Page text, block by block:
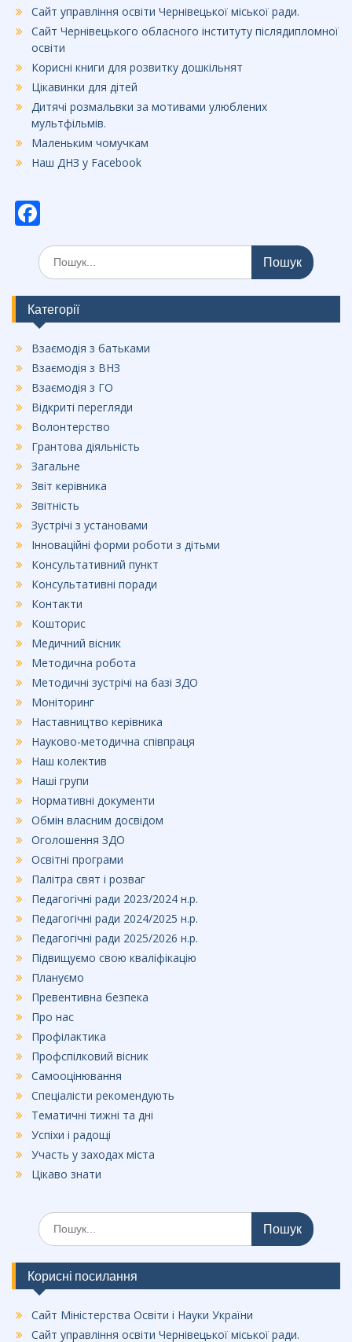
Сайт управління освіти Чернівецької міської ради.
Сайт Чернівецького обласного інституту післядипломної
освіти
Корисні книги для розвитку дошкільнят
Цікавинки для дітей
Дитячі розмальвки за мотивами улюблених
мультфільмів.
Маленьким чомучкам
Наш ДНЗ у Facebook
ac
e
b
o
o
k
Шукати:
Категорії
Взаємодія з батьками
Взаємодія з ВНЗ
Взаємодія з ГО
Відкриті перегляди
Волонтерство
Грантова діяльність
Загальне
Звіт керівника
Звітність
Зустрічі з установами
Інноваційні форми роботи з дітьми
Консультативний пункт
Консультативні поради
Контакти
Кошторис
Медичний вісник
Методична робота
Методичні зустрічі на базі ЗДО
Моніторинг
Наставництво керівника
Науково-методична співпраця
Наш колектив
Наші групи
Нормативні документи
Обмін власним досвідом
Оголошення ЗДО
Освітні програми
Палітра свят і розваг
Педагогічні ради 2023/2024 н.р.
Педагогічні ради 2024/2025 н.р.
Педагогічні ради 2025/2026 н.р.
Підвищуємо свою кваліфікацію
Плануємо
Превентивна безпека
Про нас
Профілактика
Профспілковий вісник
Самооцінювання
Спеціалісти рекомендують
Тематичні тижні та дні
Успіхи і радощі
Участь у заходах міста
Цікаво знати
Шукати:
Корисні посилання
Сайт Міністерства Освіти і Науки України
Сайт управління освіти Чернівецької міської ради.